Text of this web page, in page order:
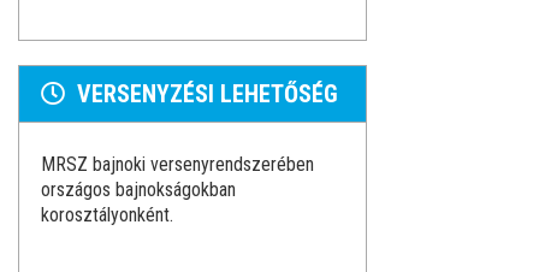
VERSENYZÉSI LEHETŐSÉG
MRSZ bajnoki versenyrendszerében
országos bajnokságokban
korosztályonként.